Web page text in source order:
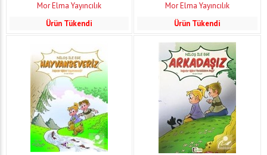
Mor Elma Yayıncılık
Ürün Tükendi
Mor Elma Yayıncılık
Ürün Tükendi